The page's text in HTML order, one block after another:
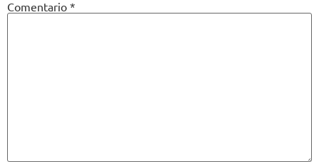
Comentario *